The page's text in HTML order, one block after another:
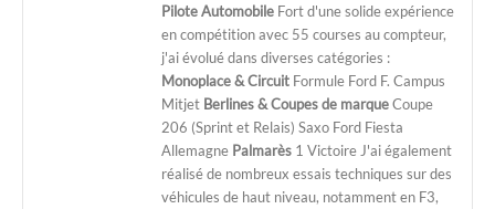
Pilote Automobile Fort d'une solide expérience
en compétition avec 55 courses au compteur,
j'ai évolué dans diverses catégories :
Monoplace & Circuit Formule Ford F. Campus
Mitjet Berlines & Coupes de marqueCoupe
206 (Sprint et Relais) Saxo Ford Fiesta
Allemagne Palmarès 1 Victoire J'ai également
réalisé de nombreux essais techniques sur des
véhicules de haut niveau, notamment en F3,